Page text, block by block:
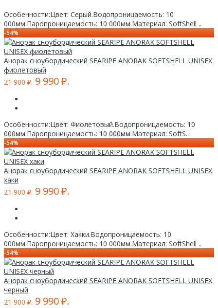
Особенности:Цвет: Серый.Водопроницаемость: 10
000мм.Паропроницаемость: 10 000мм.Материал: SoftShell ..
-54%
Анорак сноубордический SEARIPE ANORAK SOFTSHELL UNISEX
фиолетовый
21 900 ₽. 9 990 ₽.
Особенности:Цвет: Фиолетовый.Водопроницаемость: 10
000мм.Паропроницаемость: 10 000мм.Материал: SoftS..
-54%
Анорак сноубордический SEARIPE ANORAK SOFTSHELL UNISEX
хаки
21 900 ₽. 9 990 ₽.
Особенности:Цвет: Хакки.Водопроницаемость: 10
000мм.Паропроницаемость: 10 000мм.Материал: SoftShell ..
-54%
Анорак сноубордический SEARIPE ANORAK SOFTSHELL UNISEX
черный
21 900 ₽. 9 990 ₽.